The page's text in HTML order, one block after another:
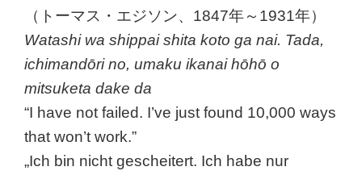
（トーマス・エジソン、1847年～1931年）
Watashi wa shippai shita koto ga nai. Tada,
ichimandōri no, umaku ikanai hōhō o
mitsuketa dake da
“I have not failed. I’ve just found 10,000 ways
that won’t work.”
„Ich bin nicht gescheitert. Ich habe nur